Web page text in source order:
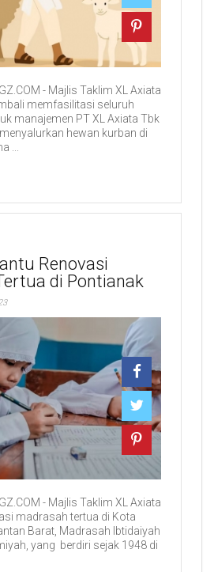
- Majlis Taklim XL Axiata
memfasilitasi seluruh
manajemen PT XL Axiata Tbk
hewan kurban di
...
Renovasi
di Pontianak
- Majlis Taklim XL Axiata
madrasah tertua di Kota
Barat, Madrasah Ibtidaiyah
yang berdiri sejak 1948 di